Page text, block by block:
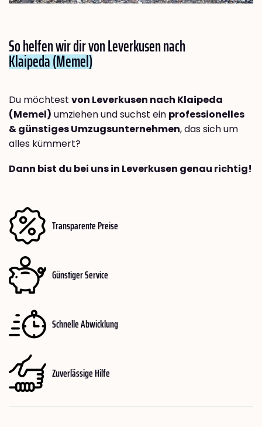
So helfen wir dir von Leverkusen nach
Klaipeda (Memel)
Du möchtest von Leverkusen nach Klaipeda
(Memel) umziehen und suchst ein professionelles
& günstiges Umzugsunternehmen, das sich um
alles kümmert?
Dann bist du bei uns in Leverkusen genau richtig!
Transparente Preise
Günstiger Service
Schnelle Abwicklung
Zuverlässige Hilfe